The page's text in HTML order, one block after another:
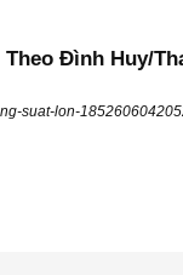
Theo Đình Huy/
suat-lon-